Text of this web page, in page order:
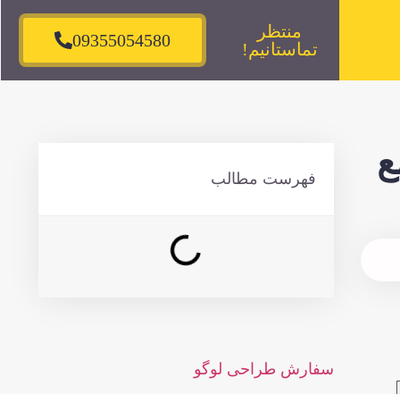
منتظر
تماستانیم!
09355054580
فهرست مطالب
سفارش طراحی لوگو